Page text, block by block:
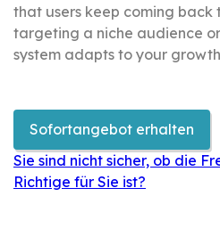
that users keep coming back
targeting a niche audience
system adapts to your
Sofortangebot erhalten
Sie sind nicht sicher, ob die
Richtige für Sie ist?